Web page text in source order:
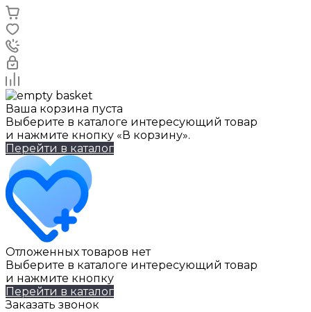
Ваша корзина пуста
Выберите в каталоге интересующий товар
и нажмите кнопку «В корзину».
Перейти в каталог
Отложенных товаров нет
Выберите в каталоге интересующий товар
и нажмите кнопку
Перейти в каталог
Заказать звонок